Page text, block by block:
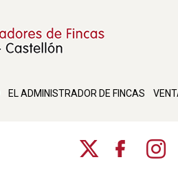
EL ADMINISTRADOR DE FINCAS